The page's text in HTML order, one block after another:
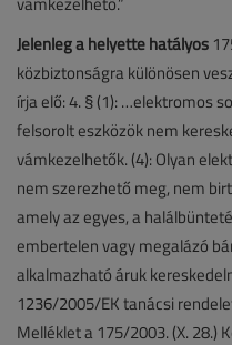
Jelenleg a helyette hatályos
közbiztonságra különösen
írja elő: 4. § (1): …elektromos
felsorolt eszközök nem
vámkezelhetők. (4): Olyan
nem szerezhető meg, nem
amely az egyes, a
embertelen vagy megalázó
alkalmazható áruk
1236/2005/EK tanácsi
Melléklet a 175/2003. (X. 28.)